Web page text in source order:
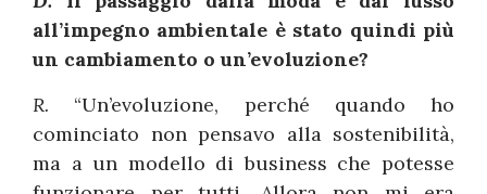
all’impegno ambientale è stato quindi più
un cambiamento o un’evoluzione?
R. “Un’evoluzione, perché quando ho
cominciato non pensavo alla sostenibilità,
ma a un modello di business che potesse